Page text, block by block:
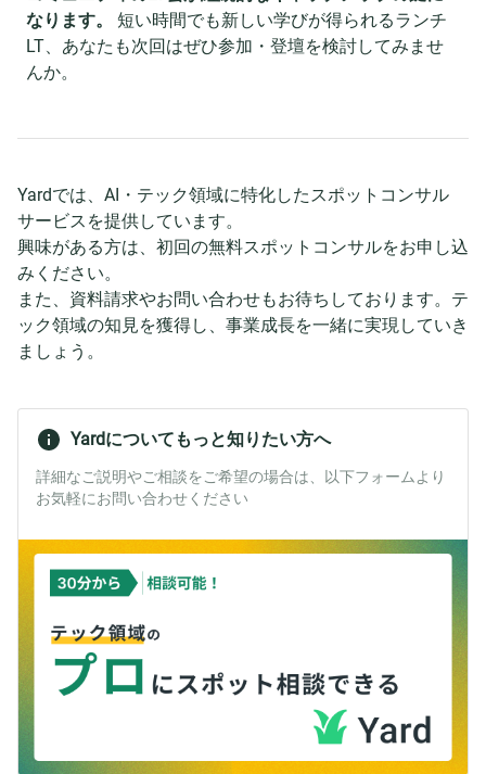
なります。
短い時間でも新しい学びが得られるランチ
LT、あなたも次回はぜひ参加・登壇を検討してみませ
んか。
Yardでは、AI・テック領域に特化したスポットコンサル
サービスを提供しています。
興味がある方は、初回の無料スポットコンサルをお申し込
みください。
また、資料請求やお問い合わせもお待ちしております。テ
ック領域の知見を獲得し、事業成長を一緒に実現していき
ましょう。
Yardについてもっと知りたい方へ
詳細なご説明やご相談をご希望の場合は、以下フォームより
お気軽にお問い合わせください